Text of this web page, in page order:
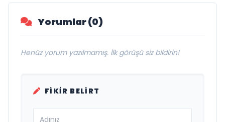
Yorumlar (0)
Henüz yorum yazılmamış. İlk görüşü siz bildirin!
FIKIR BELIRT